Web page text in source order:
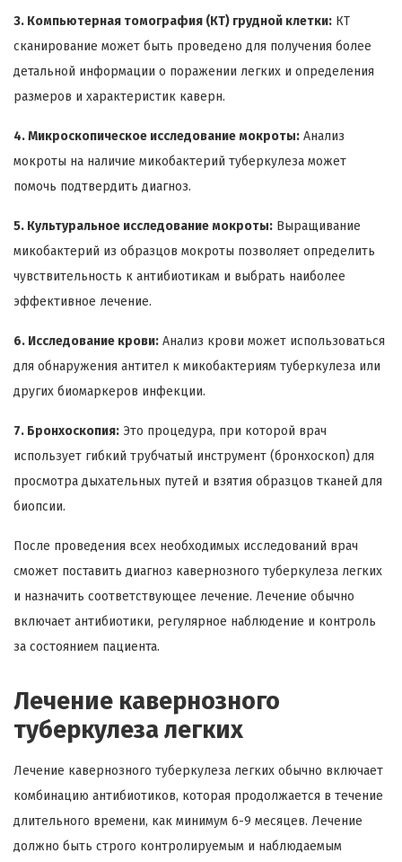
3. Компьютерная томография (КТ) грудной клетки: КТ
сканирование может быть проведено для получения более
детальной информации о поражении легких и определения
размеров и характеристик каверн.
4. Микроскопическое исследование мокроты: Анализ
мокроты на наличие микобактерий туберкулеза может
помочь подтвердить диагноз.
5. Культуральное исследование мокроты: Выращивание
микобактерий из образцов мокроты позволяет определить
чувствительность к антибиотикам и выбрать наиболее
эффективное лечение.
6. Исследование крови: Анализ крови может использоваться
для обнаружения антител к микобактериям туберкулеза или
других биомаркеров инфекции.
7. Бронхоскопия: Это процедура, при которой врач
использует гибкий трубчатый инструмент (бронхоскоп) для
просмотра дыхательных путей и взятия образцов тканей для
биопсии.
После проведения всех необходимых исследований врач
сможет поставить диагноз кавернозного туберкулеза легких
и назначить соответствующее лечение. Лечение обычно
включает антибиотики, регулярное наблюдение и контроль
за состоянием пациента.
Лечение кавернозного
туберкулеза легких
Лечение кавернозного туберкулеза легких обычно включает
комбинацию антибиотиков, которая продолжается в течение
длительного времени, как минимум 6-9 месяцев. Лечение
должно быть строго контролируемым и наблюдаемым